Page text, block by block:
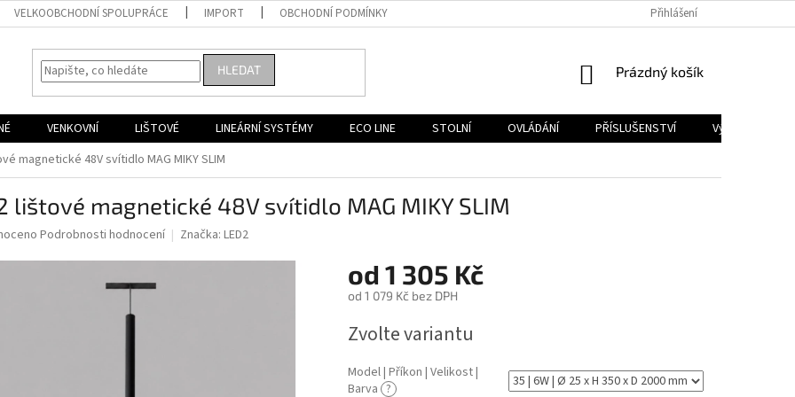
VELKOOBCHODNÍ SPOLUPRÁCE IMPORT OBCHODNÍ PODMÍNKY Přihlášení
HLEDAT
NÁKUPNÍ
Prázdný košík
VENKOVNÍ LIŠTOVÉ LINEÁRNÍ SYSTÉMY ECO LINE STOLNÍ OVLÁDÁNÍ PŘÍSLUŠENSTVÍ
Výprodej
magnetické 48V svítidlo MAG MIKY SLIM
lištové magnetické 48V svítidlo MAG MIKY SLIM
Podrobnosti hodnocení Značka: LED2
od 1 305 Kč
od 1 079 Kčbez DPH
cena:
Zvolte variantu
Model | Příkon | Velikost |
Barva ?